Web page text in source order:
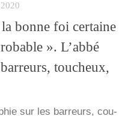
bonne foi certaine
». L’abbé
toucheux,
sur les bar­reurs, cou­